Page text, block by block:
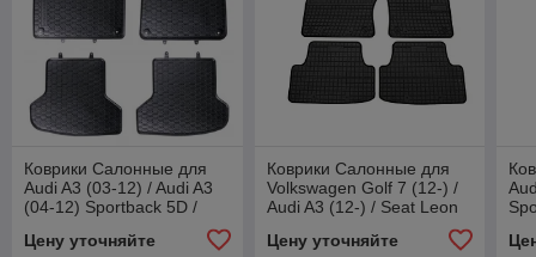
Коврики Салонные для
Audi A3 (03-12) / Audi A3
(04-12) Sportback 5D /
Audi S3 (06-12) / Audi A3
(08-14) Cabrio
Цену уточняйте
Коврики Салонные для
Volkswagen Golf 7 (12-) /
Audi A3 (12-) / Seat Leon
Цену уточняйте